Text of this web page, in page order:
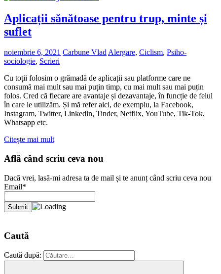
Aplicații sănătoase pentru trup, minte și
suflet
noiembrie 6, 2021 Carbune VladAlergare, Ciclism, Psiho-
sociologie, Scrieri
Cu toții folosim o grămadă de aplicații sau platforme care ne
consumă mai mult sau mai puțin timp, cu mai mult sau mai puțin
folos. Cred că fiecare are avantaje și dezavantaje, în funcție de felul
în care le utilizăm. Și mă refer aici, de exemplu, la Facebook,
Instagram, Twitter, Linkedin, Tinder, Netflix, YouTube, Tik-Tok,
Whatsapp etc.
Citește mai mult
Află când scriu ceva nou
Dacă vrei, lasă-mi adresa ta de mail și te anunț când scriu ceva nou
Email*
Caută
Caută după: